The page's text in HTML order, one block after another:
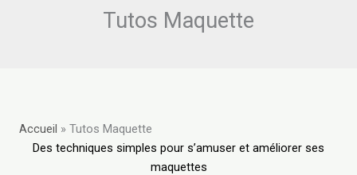
Tutos Maquette
Accueil » Tutos Maquette
Des techniques simples pour s’amuser et améliorer ses
maquettes